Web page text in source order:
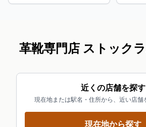
革靴専門店 ストック
近くの店舗を探す
現在地または駅名・住所から、近い店舗
現在地から探す